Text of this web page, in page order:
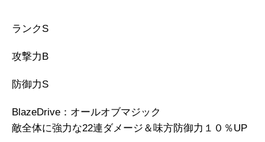
ランクS
攻撃力B
防御力S
BlazeDrive：オールオブマジック
敵全体に強力な22連ダメージ＆味方防御力１０％UP